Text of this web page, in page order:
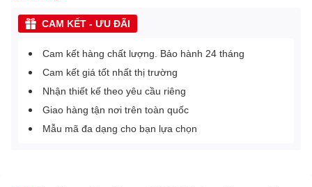
CAM KẾT - ƯU ĐÃI
Cam kết hàng chất lượng. Bảo hành 24 tháng
Cam kết giá tốt nhất thị trường
Nhận thiết kế theo yêu cầu riêng
Giao hàng tận nơi trên toàn quốc
Mẫu mã đa dạng cho bạn lựa chọn